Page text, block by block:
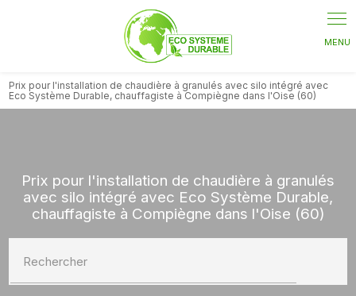
Prix pour l'installation de chaudière à granulés avec silo intégré avec
Eco Système Durable, chauffagiste à Compiègne dans l'Oise (60)
Prix pour l'installation de chaudière à granulés
avec silo intégré avec Eco Système Durable,
chauffagiste à Compiègne dans l'Oise (60)
Rechercher